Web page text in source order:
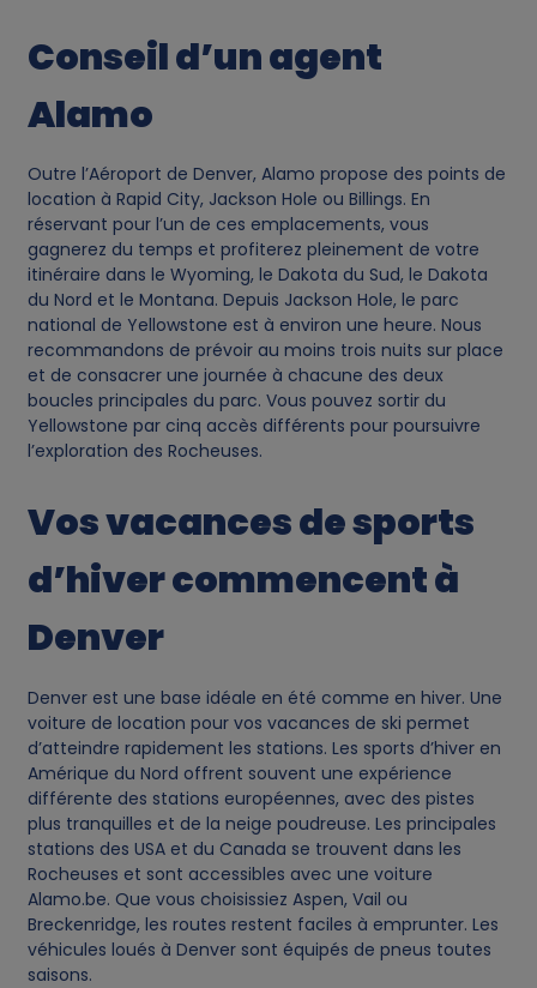
Conseil d’un agent
Alamo
Outre l’Aéroport de Denver, Alamo propose des points de
location à Rapid City, Jackson Hole ou Billings. En
réservant pour l’un de ces emplacements, vous
gagnerez du temps et profiterez pleinement de votre
itinéraire dans le Wyoming, le Dakota du Sud, le Dakota
du Nord et le Montana. Depuis Jackson Hole, le parc
national de Yellowstone est à environ une heure. Nous
recommandons de prévoir au moins trois nuits sur place
et de consacrer une journée à chacune des deux
boucles principales du parc. Vous pouvez sortir du
Yellowstone par cinq accès différents pour poursuivre
l’exploration des Rocheuses.
Vos vacances de sports
d’hiver commencent à
Denver
Denver est une base idéale en été comme en hiver. Une
voiture de location pour vos vacances de ski permet
d’atteindre rapidement les stations. Les sports d’hiver en
Amérique du Nord offrent souvent une expérience
différente des stations européennes, avec des pistes
plus tranquilles et de la neige poudreuse. Les principales
stations des USA et du Canada se trouvent dans les
Rocheuses et sont accessibles avec une voiture
Alamo.be. Que vous choisissiez Aspen, Vail ou
Breckenridge, les routes restent faciles à emprunter. Les
véhicules loués à Denver sont équipés de pneus toutes
saisons.